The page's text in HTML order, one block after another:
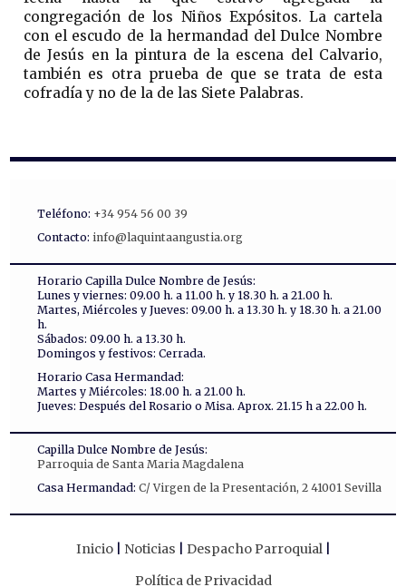
congregación de los Niños Expósitos. La cartela
con el escudo de la hermandad del Dulce Nombre
de Jesús en la pintura de la escena del Calvario,
también es otra prueba de que se trata de esta
cofradía y no de la de las Siete Palabras.
Teléfono: +34 954 56 00 39
Contacto: info@laquintaangustia.org
Horario Capilla Dulce Nombre de Jesús:
Lunes y viernes: 09.00 h. a 11.00 h. y 18.30 h. a 21.00 h.
Martes, Miércoles y Jueves: 09.00 h. a 13.30 h. y 18.30 h. a 21.00
h.
Sábados: 09.00 h. a 13.30 h.
Domingos y festivos: Cerrada.
Horario Casa Hermandad:
Martes y Miércoles: 18.00 h. a 21.00 h.
Jueves: Después del Rosario o Misa. Aprox. 21.15 h a 22.00 h.
Capilla Dulce Nombre de Jesús:
Parroquia de Santa Maria Magdalena
Casa Hermandad: C/ Virgen de la Presentación, 2 41001 Sevilla
Inicio Noticias
Despacho Parroquial
Política de Privacidad